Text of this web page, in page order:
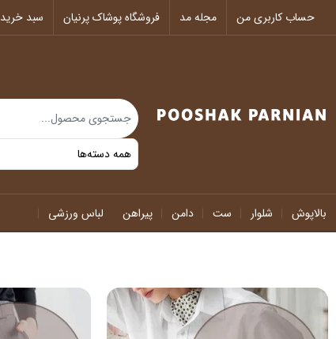
حساب کاربری من مجله مد فروشگاه پوشاک پرنیان سبد خرید
بالاپوش شلوار ست دامن پیراهن لباس ورزشی